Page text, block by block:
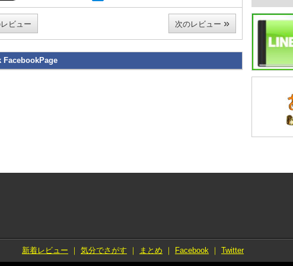
ビュー 次のレビュー »
FacebookPage
新着レビュー ｜ 気分でさがす ｜ まとめ ｜ Facebook ｜ Twitter